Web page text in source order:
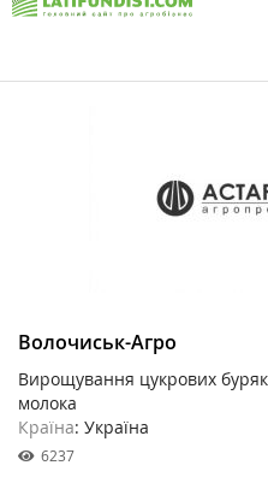
Волочиськ-Агро
Вирощування цукрових
молока
Країна: Україна
6237